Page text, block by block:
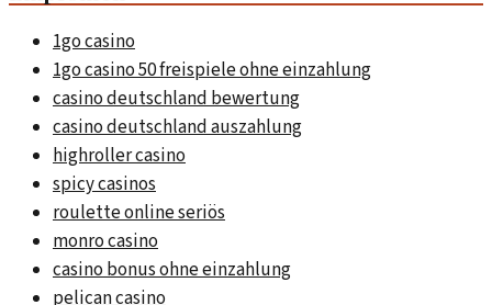
1go casino
1go casino 50 freispiele ohne einzahlung
casino deutschland bewertung
casino deutschland auszahlung
highroller casino
spicy casinos
roulette online seriös
monro casino
casino bonus ohne einzahlung
pelican casino